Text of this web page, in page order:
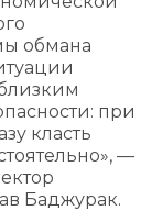
обмана
при
класть
—
Баджурак.